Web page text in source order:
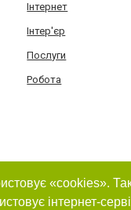
Інтернет
Інтер'єр
Послуги
Робота
«cookies».
інтернет-